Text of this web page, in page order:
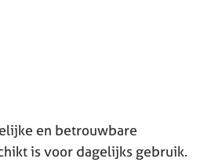
en betrouwbare
is voor dagelijks gebruik.